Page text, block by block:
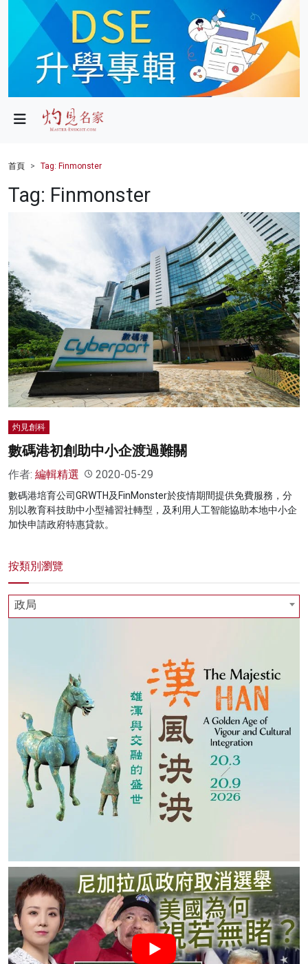
政局
財經
科技
影片
名家榜
灼見活動
關於我們
首頁 Tag: Finmonster
Tag: Finmonster
灼見創科
數碼港初創助中小企渡過難關
作者: 編輯精選 2020-05-29
數碼港培育公司GRWTH及FinMonster於疫情期間提供免費服務，分
別以教育科技助中小型補習社轉型，及利用人工智能協助本地中小企
加快申請政府特惠貸款。
按類別瀏覽
政局